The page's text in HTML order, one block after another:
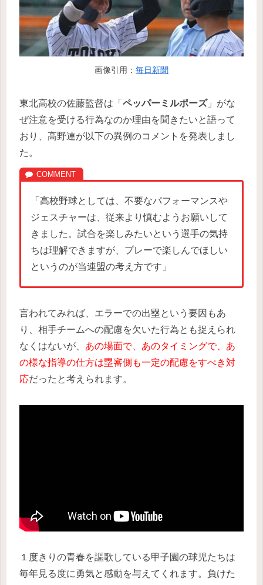
画像引用： 毎日新聞
東北高校の佐藤監督は「 ペッパーミルポーズ」がな
ぜ注意を受ける行為なのか理由を聞きたいと語って
おり、高野連が以下の異例のコメントを発表しまし
た。
「高校野球としては、不要なパフォーマンスや
ジェスチャーは、従来より慎むようお願いして
きました。試合を楽しみたいという選手の気持
ちは理解できますが、プレーで楽しんでほしい
というのが当連盟の考え方です」
言われてみれば、エラーでの出塁という要因もあ
り、相手チームへの配慮を欠いた行為とも捉えられ
なくはないが、 あの場面で、あのタイミングで、あ
の様な指導の仕方は塁審側も一定の配慮をすべき対
応だったと考えられます。
１度きりの青春を謳歌している甲子園の球児たちは
毎年見る度に勇気と感動を与えてくれます。負けた